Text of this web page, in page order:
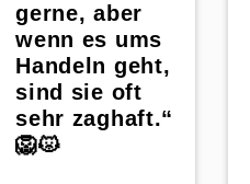
gerne, aber
wenn es ums
Handeln geht,
sind sie oft
sehr zaghaft.“
🦁😾